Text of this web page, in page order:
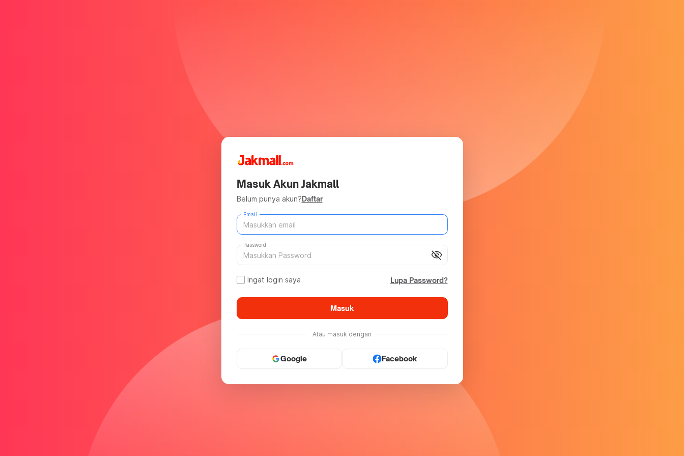
Masuk Akun Jakmall
Belum punya akun?Daftar
Email
visibility_off
Password
Ingat login saya Lupa Password?
Masuk
Atau masuk dengan
Google Facebook